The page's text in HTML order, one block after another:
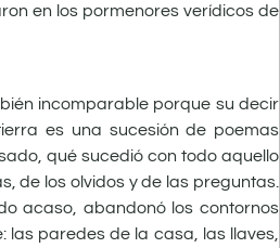
en los pormenores verídicos de
incomparable porque su decir
es una sucesión de poemas
qué sucedió con todo aquello
de los olvidos y de las preguntas.
acaso, abandonó los contornos
paredes de la casa, las llaves,